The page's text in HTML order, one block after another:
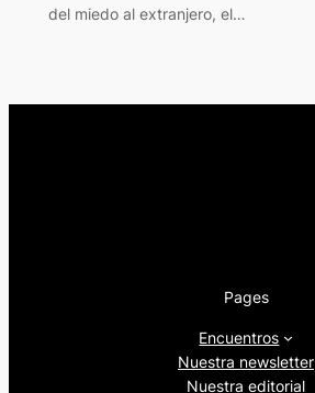
del miedo al extranjero, el…
Pages
Encuentros
Nuestra newsletter
Nuestra editorial